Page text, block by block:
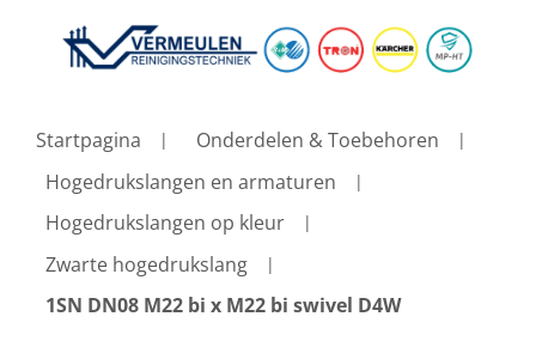
Startpagina
Onderdelen & Toebehoren
Hogedrukslangen en armaturen
Hogedrukslangen op kleur
Zwarte hogedrukslang
1SN DN08 M22 bi x M22 bi swivel D4W